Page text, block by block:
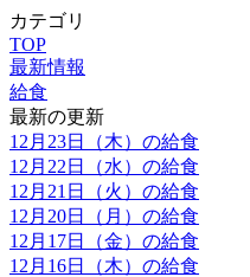
カテゴリ
TOP
最新情報
給食
最新の更新
12月23日（木）の給食
12月22日（水）の給食
12月21日（火）の給食
12月20日（月）の給食
12月17日（金）の給食
12月16日（木）の給食